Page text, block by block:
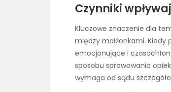
Czynniki
Kluczowe znaczenie dla
między małżonkami. Kiedy
emocjonujące i
sposobu sprawowania
wymaga od sądu